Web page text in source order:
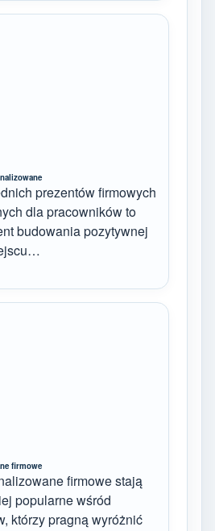
prezentów firmowych
dla pracowników to
budowania pozytywnej
firmowe
firmowe stają
popularne wśród
którzy pragną wyróżnić